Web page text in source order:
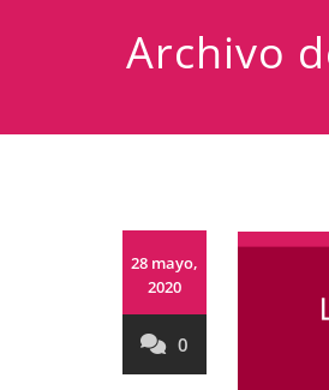
Archivo
28 mayo,
2020
0